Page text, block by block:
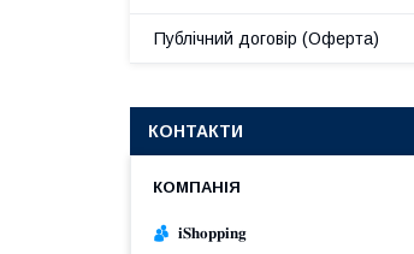
Публічний договір (Оферта)
КОНТАКТИ
𝐢𝐒𝐡𝐨𝐩𝐩𝐢𝐧𝐠